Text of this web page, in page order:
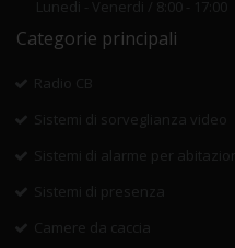
Lunedi - Venerdi / 8:00 - 17:00
Categorie principali
Radio CB
Sistemi di sorveglianza video
Sistemi di alarme per abitazioni
Sistemi di presenza
Camere da caccia